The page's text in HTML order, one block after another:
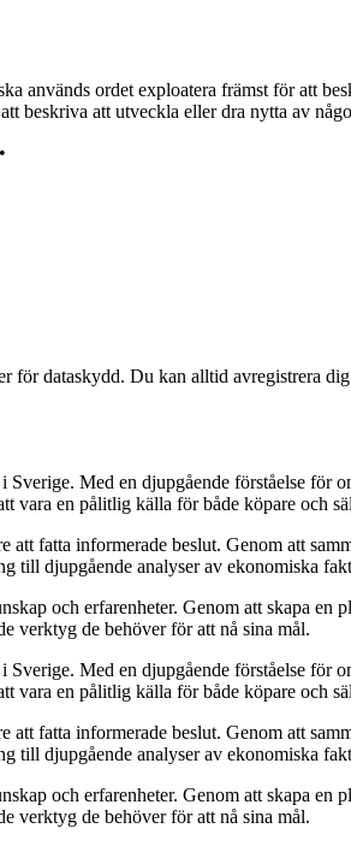
används ordet exploatera främst för att
beskriva att utveckla eller dra nytta av
•
för dataskydd. Du kan alltid avregistrera
Med en djupgående förståelse för
en pålitlig källa för både köpare och
fatta informerade beslut. Genom att
till djupgående analyser av ekonomiska
och erfarenheter. Genom att skapa
verktyg de behöver för att nå sina mål.
Med en djupgående förståelse för
en pålitlig källa för både köpare och
fatta informerade beslut. Genom att
till djupgående analyser av ekonomiska
och erfarenheter. Genom att skapa
verktyg de behöver för att nå sina mål.